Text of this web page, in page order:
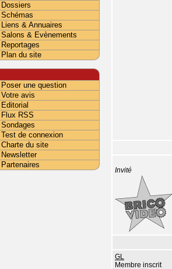
Invité
GL
Membre inscrit
Dossiers
Schémas
Liens & Annuaires
Salons & Evènements
Reportages
Plan du site
Poser une question
Votre avis
Editorial
Flux RSS
Sondages
Test de connexion
Charte du site
Newsletter
Partenaires